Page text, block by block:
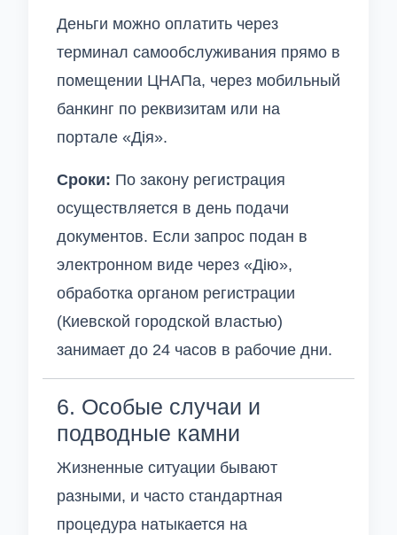
Деньги можно оплатить через
терминал самообслуживания прямо в
помещении ЦНАПа, через мобильный
банкинг по реквизитам или на
портале «Дія».
Сроки: По закону регистрация
осуществляется в день подачи
документов. Если запрос подан в
электронном виде через «Дію»,
обработка органом регистрации
(Киевской городской властью)
занимает до 24 часов в рабочие дни.
6. Особые случаи и
подводные камни
Жизненные ситуации бывают
разными, и часто стандартная
процедура натыкается на